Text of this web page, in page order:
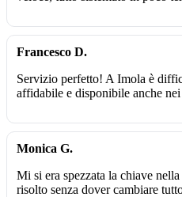
Francesco D.
Servizio perfetto! A Imola è
affidabile e disponibile anche
Monica G.
Mi si era spezzata la chiave
risolto senza dover cambiare